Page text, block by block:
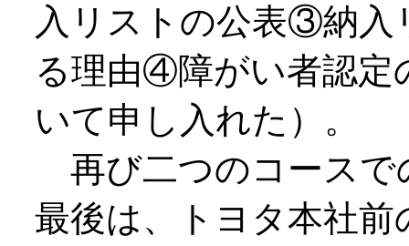
入リストの公表③納入
る理由④障がい者認定
いて申し入れた）。
再び二つのコースで
最後は、トヨタ本社前